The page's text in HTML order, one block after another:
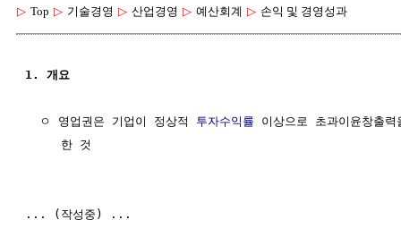
▷ Top ▷ 기술경영 ▷ 산업경영 ▷ 예산회계 ▷ 손익 및 경영성과
1. 개요
  ㅇ 영업권은 기업이 정상적
투자수익률 이상으로 초과이윤창출
     한 것